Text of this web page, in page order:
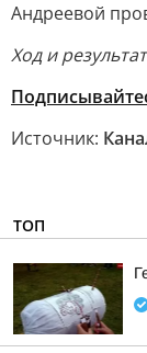
Андреевой
Ход и
Источник:
ТОП